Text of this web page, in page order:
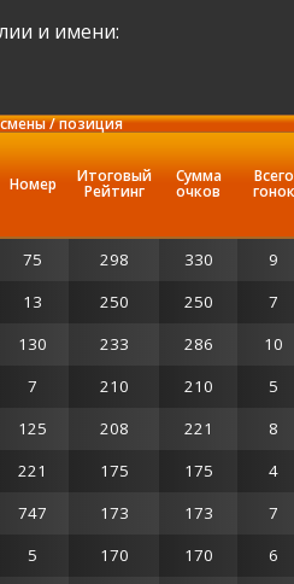
и имени:
/ позиция
Номер Итоговый
Рейтинг
Сумма
очков
Всего
гонок
75 298 330
9
13 250 250
7
130 233 286
10
7 210 210
5
125 208 221
8
221 175 175
4
747 173 173
7
5 170 170
6